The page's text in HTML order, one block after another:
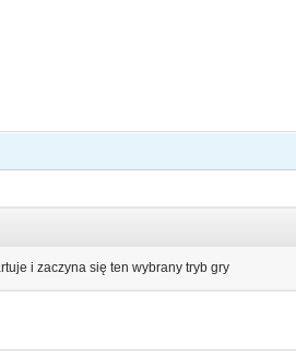
i zaczyna się ten wybrany tryb gry